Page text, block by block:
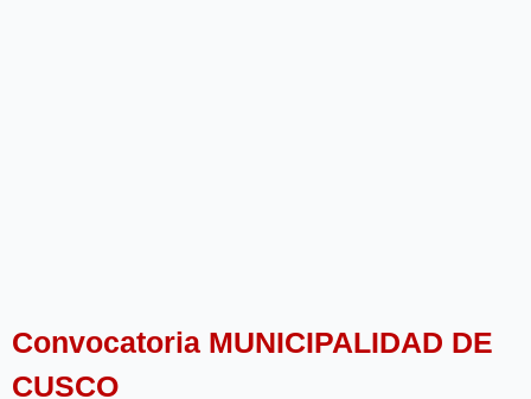
Convocatoria MUNICIPALIDAD DE
CUSCO